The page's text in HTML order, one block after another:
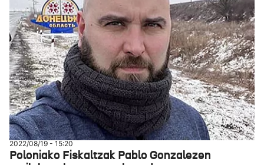
2022/08/19 - 15:20
Poloniako Fiskaltzak Pablo Gonzalezen